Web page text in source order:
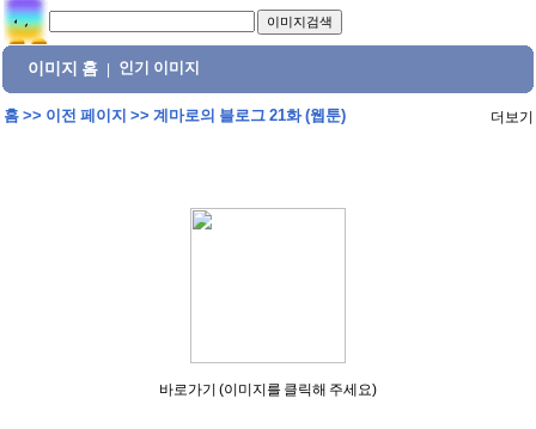
이미지 홈 인기 이미지
홈>> 이전 페이지 >> 계마로의 블로그 21화 (웹툰) 더보기
바로가기 (이미지를 클릭해 주세요)